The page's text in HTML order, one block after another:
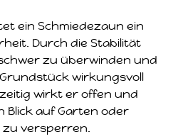
ein Schmiedezaun ein
Durch die Stabilität
zu überwinden und
wirkungsvoll
wirkt er offen und
Blick auf Garten oder
zu versperren.